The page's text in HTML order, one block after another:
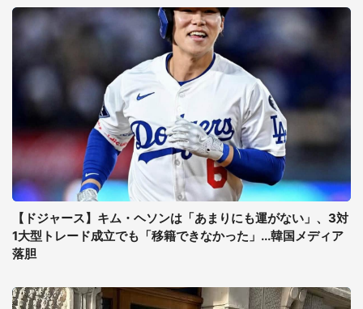
【ドジャース】キム・ヘソンは「あまりにも運がない」、3対
1大型トレード成立でも「移籍できなかった」...韓国メディア
落胆